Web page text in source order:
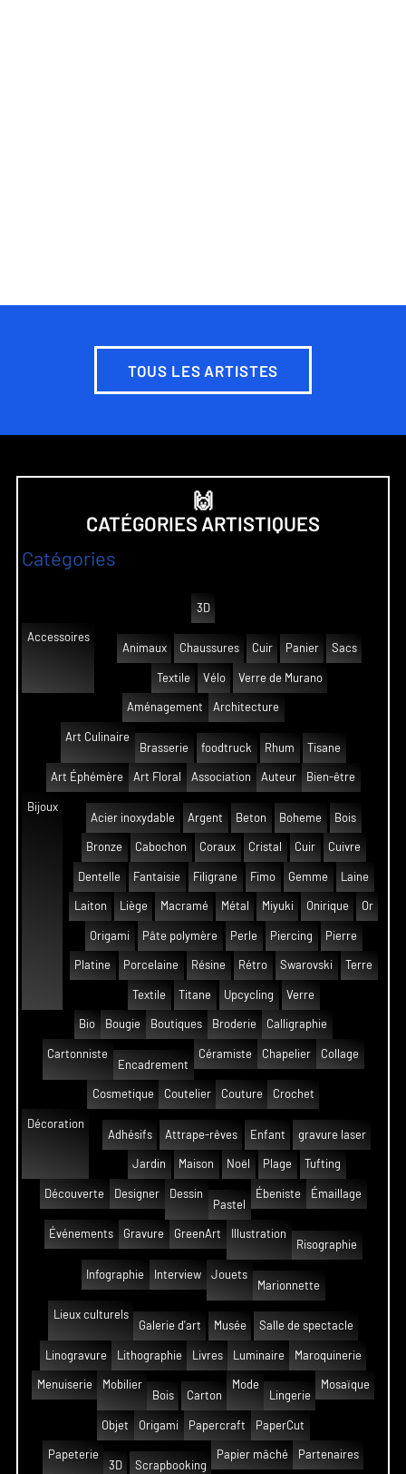
TOUS LES ARTISTES
🙌
CATÉGORIES ARTISTIQUES
Catégories
3D
Accessoires
Animaux
Chaussures Cuir Panier Sacs
Textile Vélo Verre de Murano
Aménagement Architecture
Art Culinaire
Brasserie
foodtruck Rhum Tisane
Art Éphémère Art Floral Association Auteur Bien-être
Bijoux
Acier inoxydable
Argent Beton Boheme Bois
Bronze Cabochon Coraux Cristal Cuir Cuivre
Dentelle Fantaisie Filigrane Fimo Gemme Laine
Laiton Liège Macramé Métal Miyuki Onirique Or
Origami Pâte polymère Perle Piercing Pierre
Platine Porcelaine Résine Rétro Swarovski Terre
Textile Titane Upcycling Verre
Bio Bougie Boutiques Broderie Calligraphie
Cartonniste
Encadrement
Céramiste Chapelier Collage
Cosmetique Coutelier Couture Crochet
Décoration
Adhésifs
Attrape-rêves Enfant gravure laser
Jardin Maison Noël Plage Tufting
Découverte Designer
Dessin
Pastel
Ébeniste Émaillage
Événements Gravure GreenArt
Illustration
Risographie
Infographie Interview
Jouets
Marionnette
Lieux culturels
Galerie d'art
Musée Salle de spectacle
Linogravure Lithographie Livres Luminaire Maroquinerie
Menuiserie
Mobilier
Bois
Carton
Mode
Lingerie
Mosaïque
Objet Origami Papercraft PaperCut
Papeterie
3D
Scrapbooking
Papier mâché Partenaires